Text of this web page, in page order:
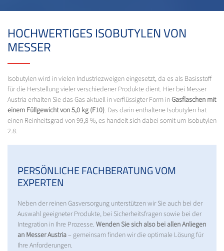
HOCHWERTIGES ISOBUTYLEN VON
MESSER
Isobutylen wird in vielen Industriezweigen eingesetzt, da es als Basisstoff
für die Herstellung vieler verschiedener Produkte dient. Hier bei Messer
Austria erhalten Sie das Gas aktuell in verflüssigter Form inGasflaschen mit
einem Füllgewicht von 5,0 kg (F10). Das darin enthaltene Isobutylen hat
einen Reinheitsgrad von 99,8 %, es handelt sich dabei somit um Isobutylen
2.8.
PERSÖNLICHE FACHBERATUNG VOM
EXPERTEN
Neben der reinen Gasversorgung unterstützen wir Sie auch bei der
Auswahl geeigneter Produkte, bei Sicherheitsfragen sowie bei der
Integration in Ihre Prozesse. Wenden Sie sich also bei allen Anliegen
an Messer Austria– gemeinsam finden wir die optimale Lösung für
Ihre Anforderungen.